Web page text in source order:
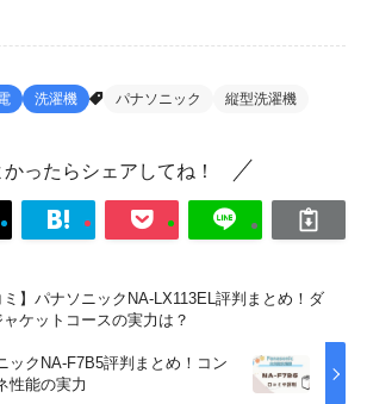
洗濯機 パナソニック 縦型洗濯機
かったらシェアしてね！
ミ】パナソニックNA-LX113EL評判まとめ！ダ
ャケットコースの実力は？
ックNA-F7B5評判まとめ！コン
性能の実力